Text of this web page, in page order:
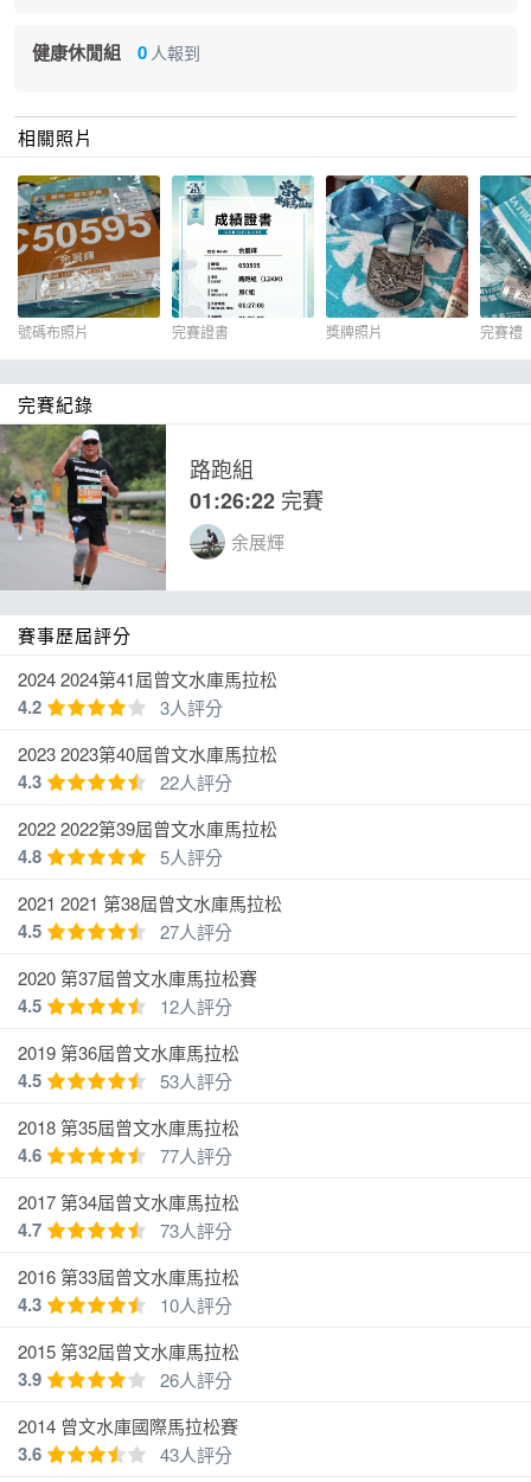
地
點
贈品
參賽贈品：
項目 參賽衣 別針
公共意外險
及人身保險
馬 拉 松 組 背心
挑 戰 組 背心 O
路 跑 組 短袖 O
參賽禮
馬拉松組(42.195KM) 參賽衣
挑戰組(21.3KM) 參賽衣
路跑組(12KM) 參賽衣
健康休閒組(3KM) 參賽衣
完賽贈品：
項目
浴
巾
毛
巾
牌
馬拉松組 O × O
健康休閒組 0 人報到
相關照片
號碼布照片 完賽證書 獎牌照片 完賽禮
完賽紀錄
賽事歷屆評分
2024 2024第41屆曾文水庫馬拉松
4.2
3人評分
2023 2023第40屆曾文水庫馬拉松
4.3
22人評分
2022 2022第39屆曾文水庫馬拉松
4.8
5人評分
2021 2021 第38屆曾文水庫馬拉松
4.5
27人評分
2020 第37屆曾文水庫馬拉松賽
4.5
12人評分
2019 第36屆曾文水庫馬拉松
4.5
53人評分
2018 第35屆曾文水庫馬拉松
4.6
77人評分
2017 第34屆曾文水庫馬拉松
4.7
73人評分
2016 第33屆曾文水庫馬拉松
4.3
10人評分
2015 第32屆曾文水庫馬拉松
3.9
26人評分
2014 曾文水庫國際馬拉松賽
3.6 43人評分